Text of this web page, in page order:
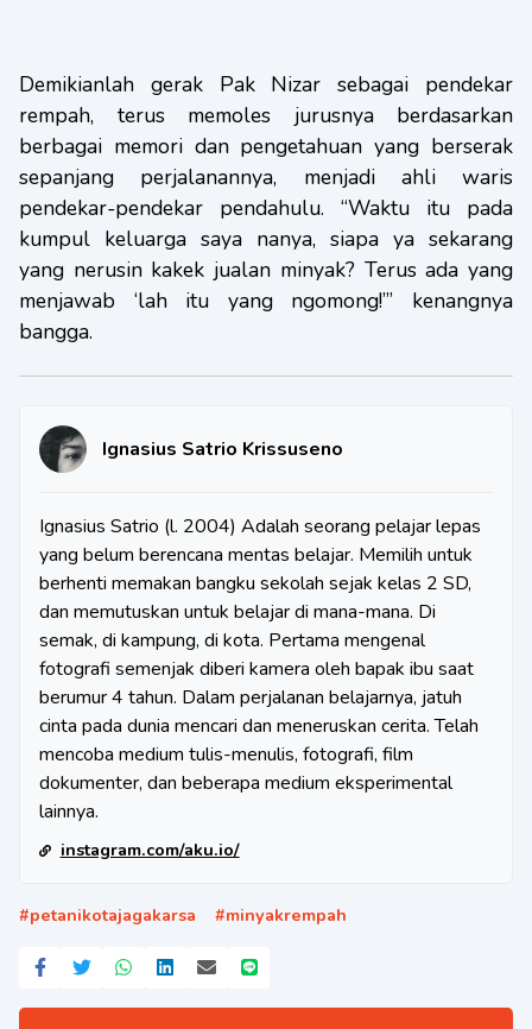
Demikianlah gerak Pak Nizar sebagai pendekar
rempah, terus memoles jurusnya berdasarkan
berbagai memori dan pengetahuan yang berserak
sepanjang perjalanannya, menjadi ahli waris
pendekar-pendekar pendahulu. “Waktu itu pada
kumpul keluarga saya nanya, siapa ya sekarang
yang nerusin kakek jualan minyak? Terus ada yang
menjawab ‘lah itu yang ngomong!’” kenangnya
bangga.
Ignasius Satrio Krissuseno
Ignasius Satrio (l. 2004) Adalah seorang pelajar lepas
yang belum berencana mentas belajar. Memilih untuk
berhenti memakan bangku sekolah sejak kelas 2 SD,
dan memutuskan untuk belajar di mana-mana. Di
semak, di kampung, di kota. Pertama mengenal
fotografi semenjak diberi kamera oleh bapak ibu saat
berumur 4 tahun. Dalam perjalanan belajarnya, jatuh
cinta pada dunia mencari dan meneruskan cerita. Telah
mencoba medium tulis-menulis, fotografi, film
dokumenter, dan beberapa medium eksperimental
lainnya.
instagram.com/aku.io/
#petanikotajagakarsa #minyakrempah